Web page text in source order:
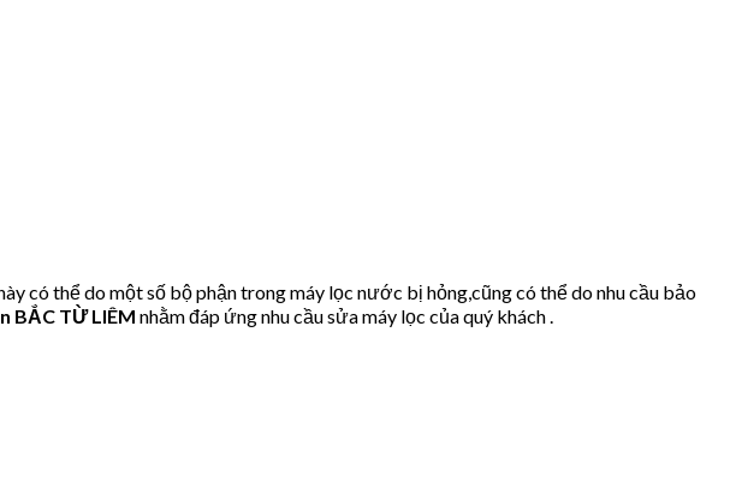
có thể do một số bộ phận trong máy lọc nước bị hỏng,cũng có thể do nhu cầu bảo
BẮC TỪ LIÊM nhằm đáp ứng nhu cầu sửa máy lọc của quý khách .